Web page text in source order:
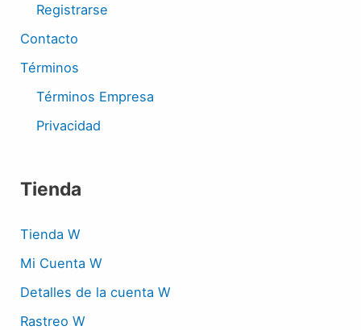
Registrarse
Contacto
Términos
Términos Empresa
Privacidad
Tienda
Tienda W
Mi Cuenta W
Detalles de la cuenta W
Rastreo W